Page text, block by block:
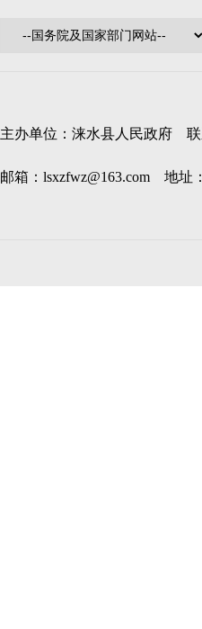
主办单位：涞水县人民政府 联
邮箱：lsxzfwz@163.com 地址